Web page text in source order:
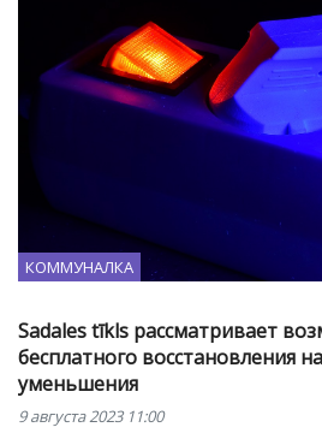
КОММУНАЛКА
Sadales tīkls рассматривает
бесплатного восстановления
уменьшения
9 августа 2023 11:00